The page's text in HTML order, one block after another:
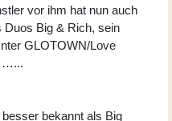
vor ihm hat nun auch
Duos Big & Rich, sein
GLOTOWN/Love
…...
bekannt als Big